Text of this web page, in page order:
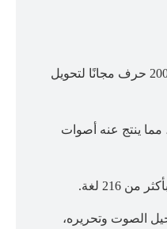
يوفر للمستخدمين الجدد 2000 حرف مجانًا لتحويل
ينتج عنه أصوات
الصوت وتحريره،